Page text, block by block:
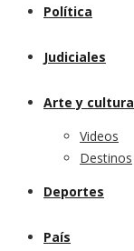
Política
Judiciales
Arte y cultura
Videos
Destinos
Deportes
País